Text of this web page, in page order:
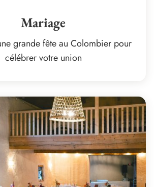
Mariage
grande fête au Colombier pour
célébrer votre union